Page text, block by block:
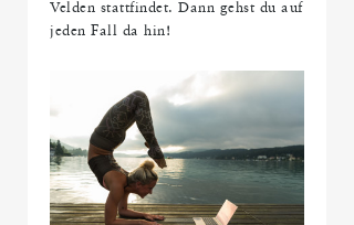
Velden stattfindet. Dann gehst du auf
jeden Fall da hin!